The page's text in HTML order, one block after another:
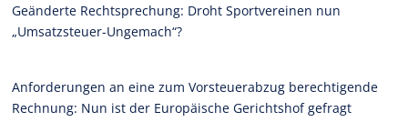
Geänderte Rechtsprechung: Droht Sportvereinen nun
„Umsatzsteuer-Ungemach“?
Anforderungen an eine zum Vorsteuerabzug berechtigende
Rechnung: Nun ist der Europäische Gerichtshof gefragt